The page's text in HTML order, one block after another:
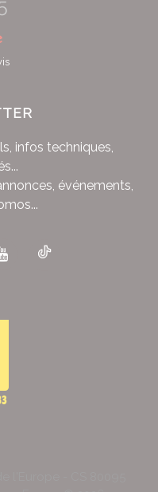
infos techniques,
événements,